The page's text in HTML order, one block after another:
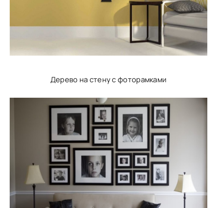
Дерево на стену с фоторамками